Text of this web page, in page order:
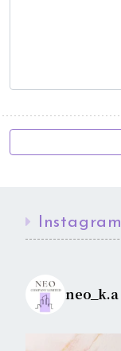
Instagram
neo_k.a